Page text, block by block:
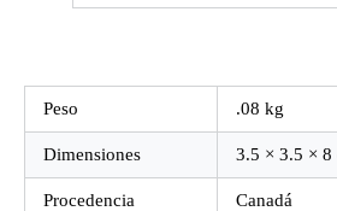
Peso .08 kg
Dimensiones 3.5 × 3.5 × 8
Procedencia Canadá